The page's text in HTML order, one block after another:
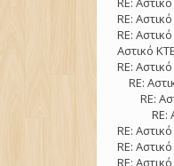
RE:
RE:
Αστικό
RE:
RE:
RE:
RE:
RE:
RE:
RE: